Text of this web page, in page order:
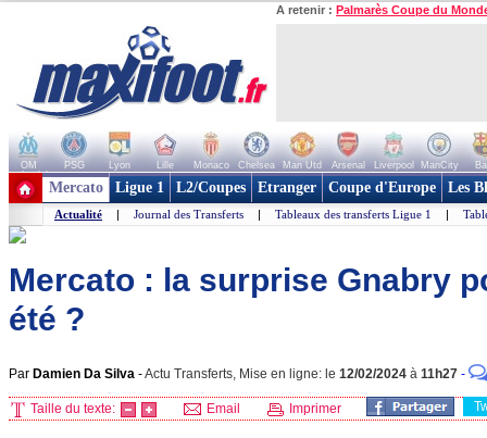
A retenir : Palmarès Coupe du
OM PSG Lyon Lille Monaco Chelsea Man Utd Arsenal Liverpool ManCity
+ de clubs
Mercato Ligue 1 L2/Coupes Etranger Coupe d'Europe Les
Actualité | Journal des Transferts | Tableaux des transferts Ligue 1 |
Mercato : la surprise Gnabry
été ?
Par Damien Da Silva -Actu Transferts, Mise en ligne: le 12/02/2024 à 11h27 -
Taille du texte: Email Imprimer